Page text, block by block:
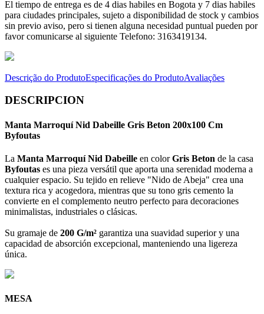
El tiempo de entrega es de 4 dias habiles en Bogota y 7 dias habiles
para ciudades principales, sujeto a disponibilidad de stock y cambios
sin previo aviso, pero si tienen alguna necesidad puntual pueden por
favor comunicarse al siguiente Telefono: 3163419134.
Descrição do ProdutoEspecificações do ProdutoAvaliações
DESCRIPCION
Manta Marroquí Nid Dabeille Gris Beton 200x100 Cm
Byfoutas
La Manta Marroquí Nid Dabeille en colorGris Beton de la casa
Byfoutas es una pieza versátil que aporta una serenidad moderna a
cualquier espacio. Su tejido en relieve "Nido de Abeja" crea una
textura rica y acogedora, mientras que su tono gris cemento la
convierte en el complemento neutro perfecto para decoraciones
minimalistas, industriales o clásicas.
Su gramaje de 200 G/m² garantiza una suavidad superior y una
capacidad de absorción excepcional, manteniendo una ligereza
única.
MESA